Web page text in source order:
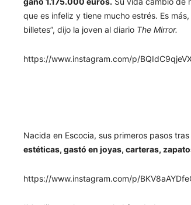
que es infeliz y tiene mucho estrés. Es
billetes”, dijo la joven al diario The Mirror.
https://www.instagram.com/p/
Nacida en Escocia, sus primeros pasos
estéticas, gastó en joyas, carteras,
https://www.instagram.com/p/